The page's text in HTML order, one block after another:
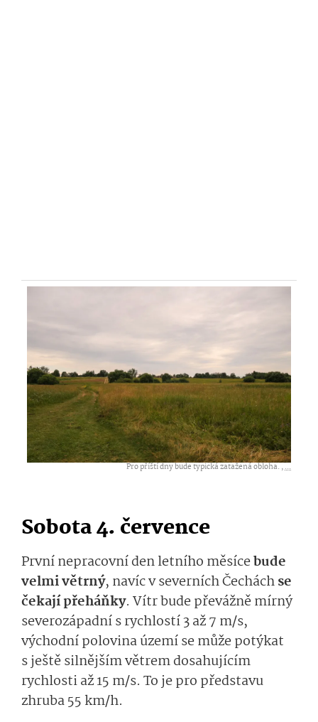
Pro příští dny bude typická zatažená obloha. ,...
Sobota 4. července
První nepracovní den letního měsícebude
velmi větrný, navíc v severních Čecháchse
čekají přeháňky. Vítr bude převážně mírný
severozápadní s rychlostí 3 až 7 m/s,
východní polovina území se může potýkat
s ještě silnějším větrem dosahujícím
rychlosti až 15 m/s. To je pro představu
zhruba 55 km/h.